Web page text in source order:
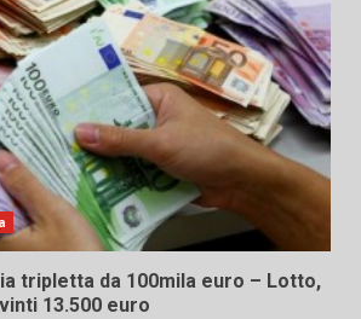
tripletta da 100mila euro – Lotto,
13.500 euro